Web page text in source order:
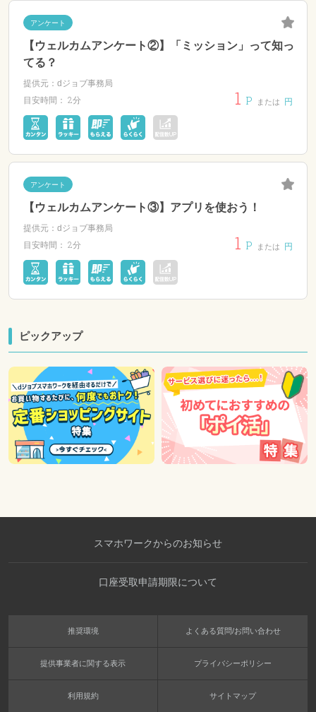
アンケート
【ウェルカムアンケート②】「ミッション」って知っ
てる？
提供元：dジョブ事務局
目安時間： 2分 1 P または 円
アンケート
【ウェルカムアンケート③】アプリを使おう！
提供元：dジョブ事務局
目安時間： 2分 1 P または 円
ピックアップ
スマホワークからのお知らせ
口座受取申請期限について
推奨環境 よくある質問/お問い合わせ
提供事業者に関する表示 プライバシーポリシー
利用規約 サイトマップ